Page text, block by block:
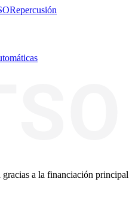
Repercusión
a la financiación principal